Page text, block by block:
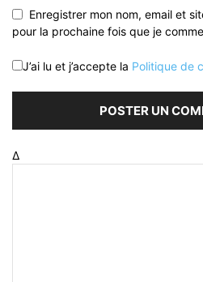
Enregistrer mon nom, email et
pour la prochaine fois que je
J’ai lu et j’accepte la Politique de
Δ